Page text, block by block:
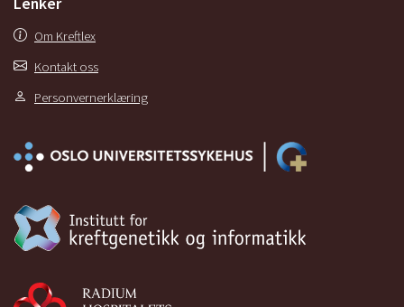
Om Kreftlex
Kontakt oss
Personvernerklæring